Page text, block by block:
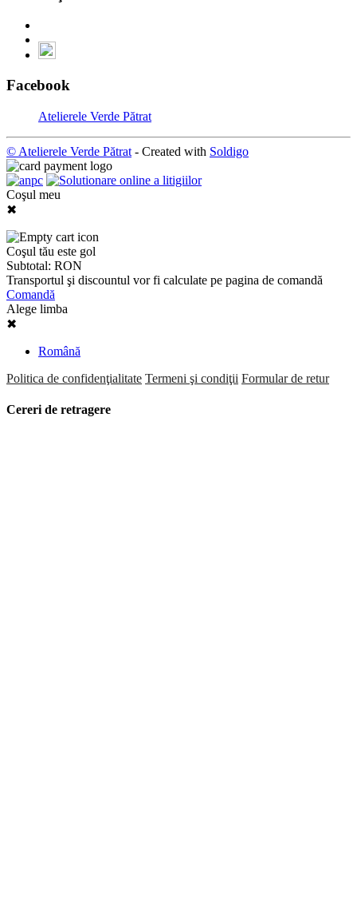
Facebook
Atelierele Verde Pătrat
© Atelierele Verde Pătrat - Created with Soldigo
Coşul meu
✖
Coşul tău este gol
Subtotal: RON
Transportul şi discountul vor fi calculate pe pagina de comandă
Comandă
Alege limba
✖
Română
Politica de confidenţialitate Termeni şi condiţii Formular de retur
Cereri de retragere